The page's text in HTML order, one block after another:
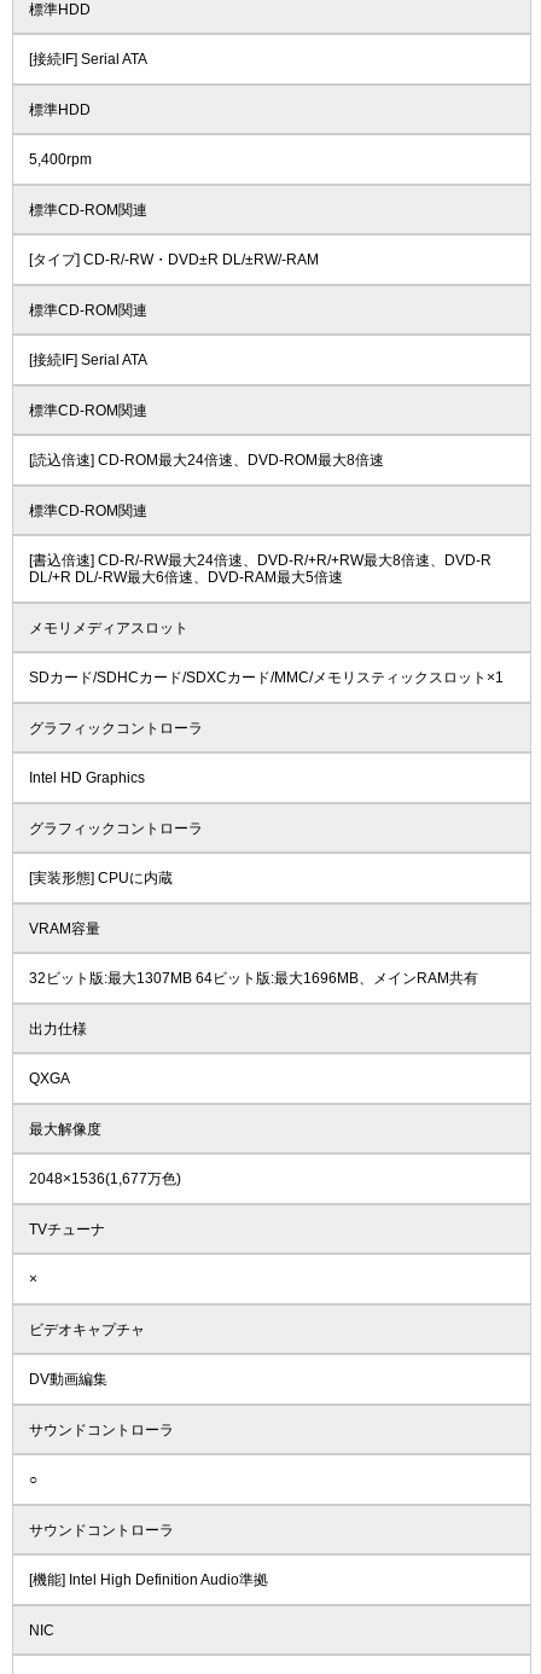
標準HDD
[接続IF] Serial ATA
標準HDD
5,400rpm
標準CD-ROM関連
[タイプ] CD-R/-RW・DVD±R DL/±RW/-RAM
標準CD-ROM関連
[接続IF] Serial ATA
標準CD-ROM関連
[読込倍速] CD-ROM最大24倍速、DVD-ROM最大8倍速
標準CD-ROM関連
[書込倍速] CD-R/-RW最大24倍速、DVD-R/+R/+RW最大8倍速、DVD-R
DL/+R DL/-RW最大6倍速、DVD-RAM最大5倍速
メモリメディアスロット
SDカード/SDHCカード/SDXCカード/MMC/メモリスティックスロット×1
グラフィックコントローラ
Intel HD Graphics
グラフィックコントローラ
[実装形態] CPUに内蔵
VRAM容量
32ビット版:最大1307MB 64ビット版:最大1696MB、メインRAM共有
出力仕様
QXGA
最大解像度
2048×1536(1,677万色)
TVチューナ
×
ビデオキャプチャ
DV動画編集
サウンドコントローラ
○
サウンドコントローラ
[機能] Intel High Definition Audio準拠
NIC